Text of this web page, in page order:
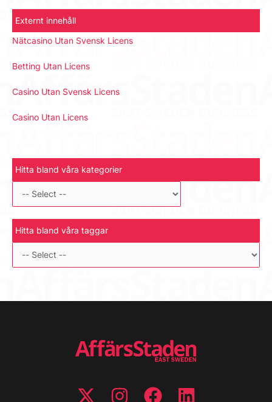
Externt innehåll
Nätcasino Utan Svensk Licens
Betting Utan Licens
Casino Utan Svensk Licens
Casino Utan Licens
Hitta bland våra kategorier
Hitta bland våra taggar